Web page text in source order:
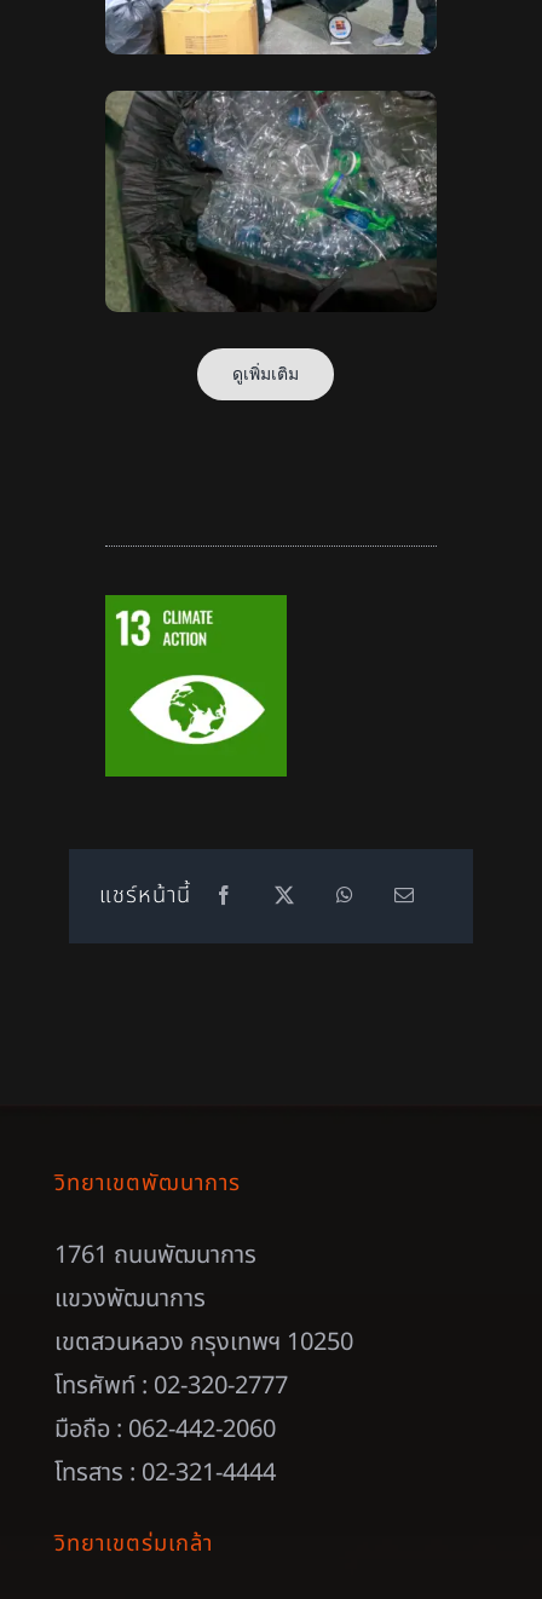
ดูเพิ่มเติม
แชร์หน้านี้
วิทยาเขตพัฒนาการ
1761 ถนนพัฒนาการ
แขวงพัฒนาการ
เขตสวนหลวง กรุงเทพฯ 10250
โทรศัพท์ : 02-320-2777
มือถือ : 062-442-2060
โทรสาร : 02-321-4444
วิทยาเขตร่มเกล้า